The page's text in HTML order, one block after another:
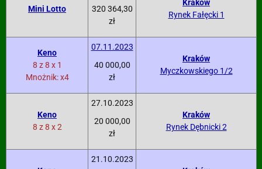
Mini Lotto
320 364,30
zł
Kraków
Rynek Fałęcki 1
Keno
8 z 8 x 1
Mnożnik: x4
07.11.2023
40 000,00
zł
Kraków
Myczkowskiego 1/2
Keno
8 z 8 x 2
27.10.2023
20 000,00
zł
Kraków
Rynek Dębnicki 2
21.10.2023